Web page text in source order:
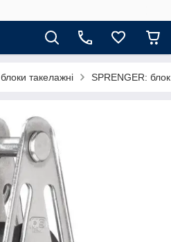
блоки такелажні SPRENGER: